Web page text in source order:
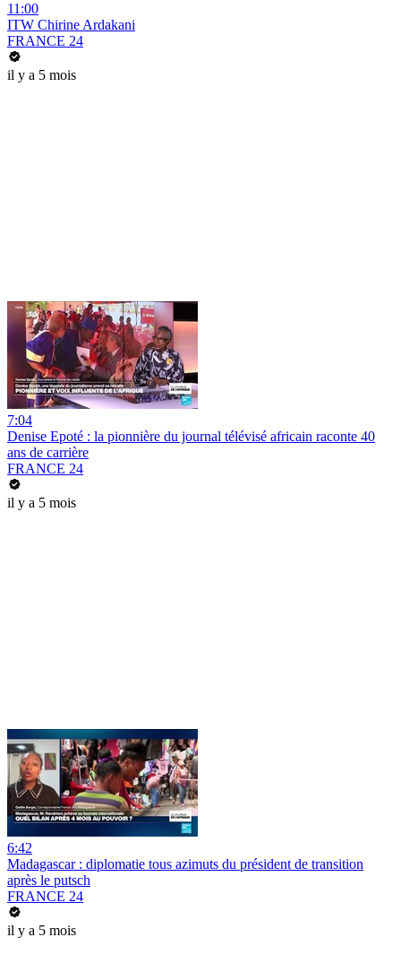
11:00
ITW Chirine Ardakani
FRANCE 24
il y a 5 mois
7:04
Denise Epoté : la pionnière du journal télévisé africain raconte 40
ans de carrière
FRANCE 24
il y a 5 mois
6:42
Madagascar : diplomatie tous azimuts du président de transition
après le putsch
FRANCE 24
il y a 5 mois